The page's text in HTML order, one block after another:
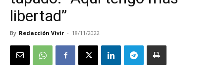
libertad”
By Redacción Vivir - 18/11/2022